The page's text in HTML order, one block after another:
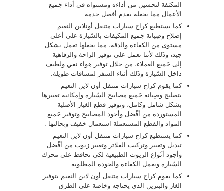
المكثفة لتحسين من أداءه ومستواه في أداء جَميع
الأعمال مما يجعله يقدم أفضل خدمة.
كما يستطيع كراج سيارات متنقل أونلاين النعيم
إصلاح وصِيانة جَميع المكيفات بالسّيارة على أعلى
مستوى من الكفاءة والدقه، مما يجعلها تعمل بشكل
جيد، وذَلك لأننا نعمل على توفير الراحة والرفاهية
إلى جَميع العملاء، من خلال توفير هواء نقي ولطيف
داخل السّيارة وذَلك أثناء السفر لمسافات طويلة.
كما يقوم كراج سيارات متنقل أون لاين النعيم
بتصليح وصِيانة جَميع مصابيح السّيارة وإمكانية تغييرها
بشكل شامل وكامل، وتوفير قطع الغيار الأصلية
المستوردة من أفْضل وأجود المصابيح وتوفير جَميع
المواد والقطع المستعملة استعمال خفيف وبحالتها .
كما يستطيع كراج سيارات متنقل أون لاين النعيم
تبديل وتغيير وتركيب الفلاتر وتغيير زيوت من أفْضل
وأجود أنْواع الزيوت الطبيعية لكي تحافظ على محرك
السّيارة ويعمل الكفاءة والجودة المطلوبة.
كما يقوم كراج سيارات متنقل أون لاين النعيم بتوفير
الغاز والبنزين الذي يحتاجه وخاصة على الطرق